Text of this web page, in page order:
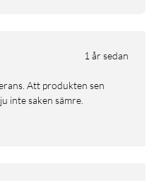
1 år sedan
inte saken sämre.